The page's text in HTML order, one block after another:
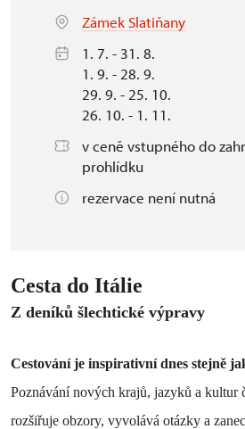
Zámek Slatiňany
1. 7. - 31. 8.
1. 9. - 28. 9.
29. 9. - 25. 10.
26. 10. - 1. 11.
v ceně vstupného do
prohlídku
rezervace není nutná
Cesta do Itálie
Z deníků šlechtické výpravy
Cestování je inspirativní dnes stejně
Poznávání nových krajů, jazyků a kultur
rozšiřuje obzory, vyvolává otázky a